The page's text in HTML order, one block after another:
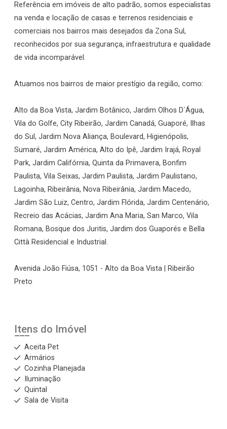
Referência em imóveis de alto padrão, somos especialistas
na venda e locação de casas e terrenos residenciais e
comerciais nos bairros mais desejados da Zona Sul,
reconhecidos por sua segurança, infraestrutura e qualidade
de vida incomparável.
Atuamos nos bairros de maior prestígio da região, como:
Alto da Boa Vista, Jardim Botânico, Jardim Olhos D`Água,
Vila do Golfe, City Ribeirão, Jardim Canadá, Guaporé, Ilhas
do Sul, Jardim Nova Aliança, Boulevard, Higienópolis,
Sumaré, Jardim América, Alto do Ipê, Jardim Irajá, Royal
Park, Jardim Califórnia, Quinta da Primavera, Bonfim
Paulista, Vila Seixas, Jardim Paulista, Jardim Paulistano,
Lagoinha, Ribeirânia, Nova Ribeirânia, Jardim Macedo,
Jardim São Luiz, Centro, Jardim Flórida, Jardim Centenário,
Recreio das Acácias, Jardim Ana Maria, San Marco, Vila
Romana, Bosque dos Juritis, Jardim dos Guaporés e Bella
Città Residencial e Industrial.
Avenida João Fiúsa, 1051 - Alto da Boa Vista | Ribeirão
Preto
Itens do Imóvel
Aceita Pet
Armários
Cozinha Planejada
Iluminação
Quintal
Sala de Visita